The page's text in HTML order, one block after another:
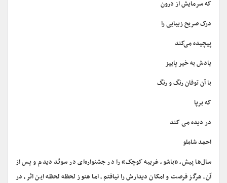
که سرمایش از درون
درک صریح زیبایی را
پیچیده می‌کند
یادش به خیر پاییز
با آن توفان رنگ و رنگ
که برپا
در دیده می کند
احمد شاملو
سال‌ها پیش، «باشو، غریبه کوچک» را در جشنواره‌ای در سوئد دیدم و پس از
آن، هرگز فرصت و امکان دیدارش را نیافتم، اما هنوز لحظه لحظه این اثر، در